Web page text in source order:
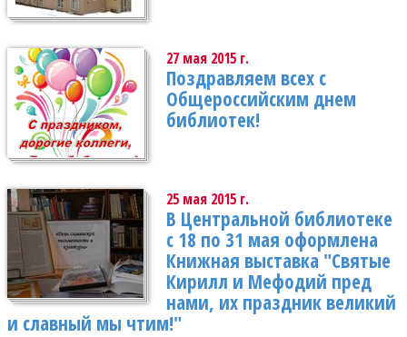
27 мая 2015 г.
Поздравляем всех с
Общероссийским днем
библиотек!
25 мая 2015 г.
В Центральной библиотеке
с 18 по 31 мая оформлена
Книжная выставка "Святые
Кирилл и Мефодий пред
нами, их праздник великий
и славный мы чтим!"